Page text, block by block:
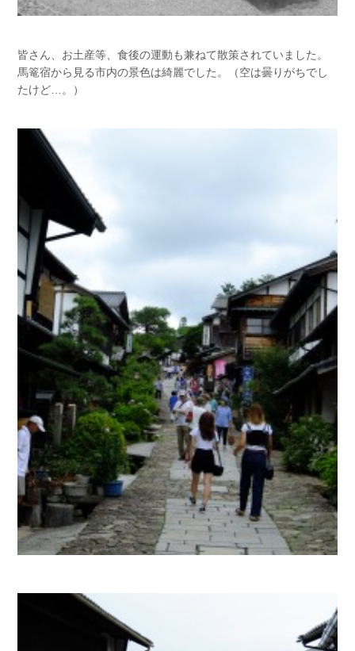
皆さん、お土産等、食後の運動も兼ねて散策されていました。
馬篭宿から見る市内の景色は綺麗でした。（空は曇りがちでし
たけど…。）